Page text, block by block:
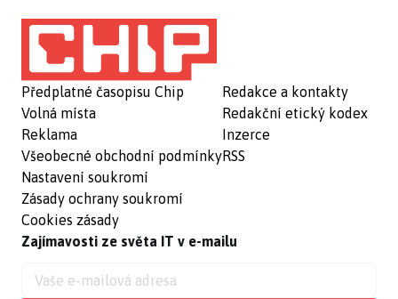
Předplatné časopisu Chip
Volná místa
Reklama
Všeobecné obchodní podmínky
Nastavení soukromí
Zásady ochrany soukromí
Cookies zásady
Redakce a kontakty
Redakční etický kodex
Inzerce
RSS
Zajímavosti ze světa IT v e-mailu